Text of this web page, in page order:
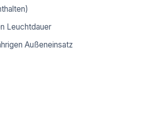
Leuchtdauer
Außeneinsatz